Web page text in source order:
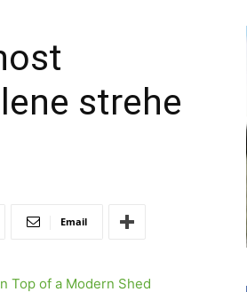
strehe
Email